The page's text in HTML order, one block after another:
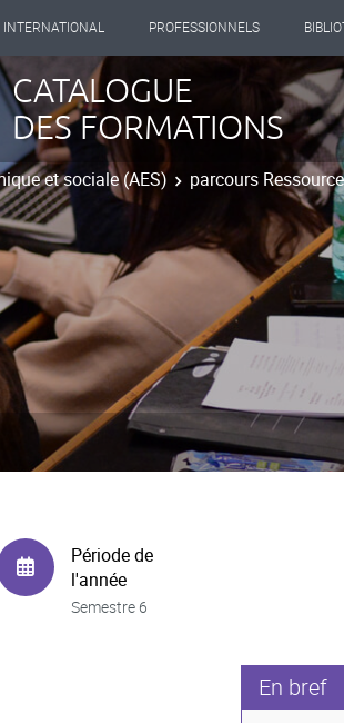
INTERNATIONAL PROFESSIONNELS
CATALOGUE
DES FORMATIONS
et sociale (AES)
parcours
Période de
l'année
Semestre 6
En bref